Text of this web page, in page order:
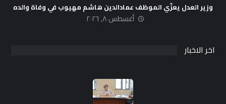
وزير العدل يعزّي الموظف عمادالدين هاشم مهيوب في وفاة والده
أغسطس ٨, ٢٠٢٦
اخر الاخبار